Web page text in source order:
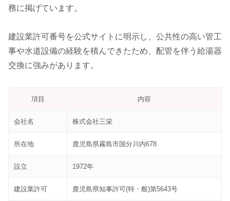
務に掲げています。
建設業許可番号を公式サイトに明示し、公共性の高い管工
事や水道設備の経験を積んできたため、配管を伴う給湯器
交換に強みがあります。
項目 内容
会社名 株式会社三栄
所在地 鹿児島県霧島市国分川内678
設立 1972年
建設業許可 鹿児島県知事許可(特・般)第5643号